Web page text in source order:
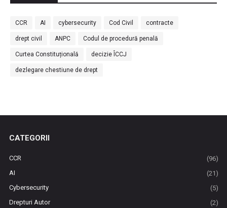
CCR AI cybersecurity Cod Civil contracte
drept civil ANPC Codul de procedură penală
Curtea Constituțională decizie ÎCCJ
dezlegare chestiune de drept
CATEGORII
CCR
(96)
AI
(21)
Cybersecurity
(5)
Drepturi Autor
(2)